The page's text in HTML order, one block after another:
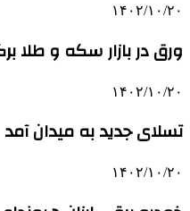
۱۴۰۲/۱۰/۲۰
ورق در بازار سکه و طلا
۱۴۰۲/۱۰/۲۰
تسلای جدید به میدان آمد
۱۴۰۲/۱۰/۲۰